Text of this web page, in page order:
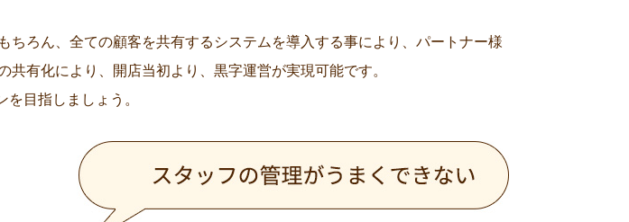
ろん、全ての顧客を共有するシステムを導入する事により、パートナー様
有化により、開店当初より、黒字運営が実現可能です。
目指しましょう。